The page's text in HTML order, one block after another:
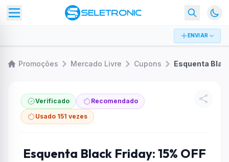
ENVIAR
Promoções Mercado Livre Cupons
Verificado
Recomendado
Usado 151 vezes
Esquenta Black Friday: 15% OFF